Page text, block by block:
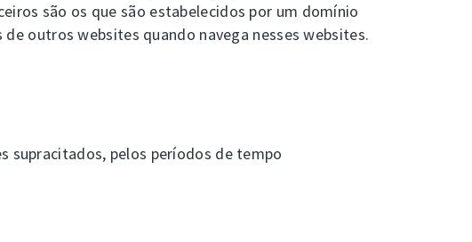
são os que são estabelecidos por um domínio
outros websites quando navega nesses websites.
supracitados, pelos períodos de tempo